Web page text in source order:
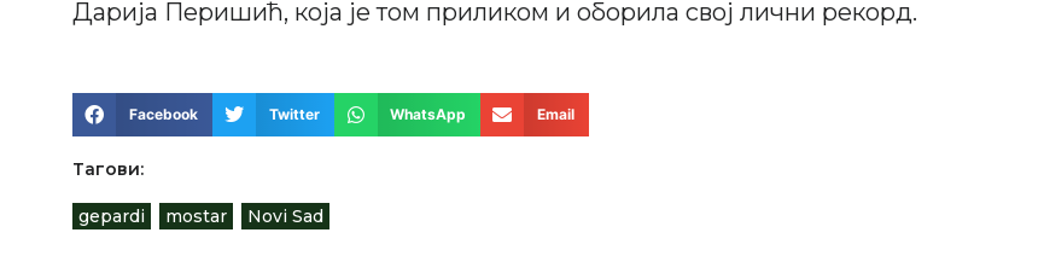
Дарија Перишић, која је том приликом и оборила свој лични рекорд.
Facebook Twitter WhatsApp Email
Тагови:
gepardi mostar Novi Sad